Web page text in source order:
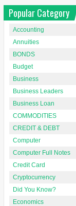
Popular Category
Accounting
Annuities
BONDS
Budget
Business
Business Leaders
Business Loan
COMMODITIES
CREDIT & DEBT
Computer
Computer Full Notes
Credit Card
Cryptocurrency
Did You Know?
Economics